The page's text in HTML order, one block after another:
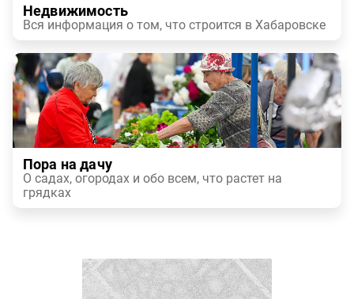
Недвижимость
Вся информация о том, что строится в Хабаровске
Пора на дачу
О садах, огородах и обо всем, что растет на
грядках